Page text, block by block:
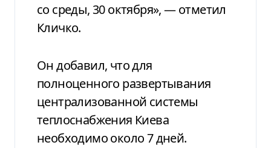
со среды, 30 октября», — отметил
Кличко.
Он добавил, что для
полноценного развертывания
централизованной системы
теплоснабжения Киева
необходимо около 7 дней.